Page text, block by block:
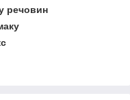
речовин